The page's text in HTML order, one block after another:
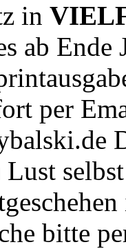
in
ab Ende
per
Lust
bitte